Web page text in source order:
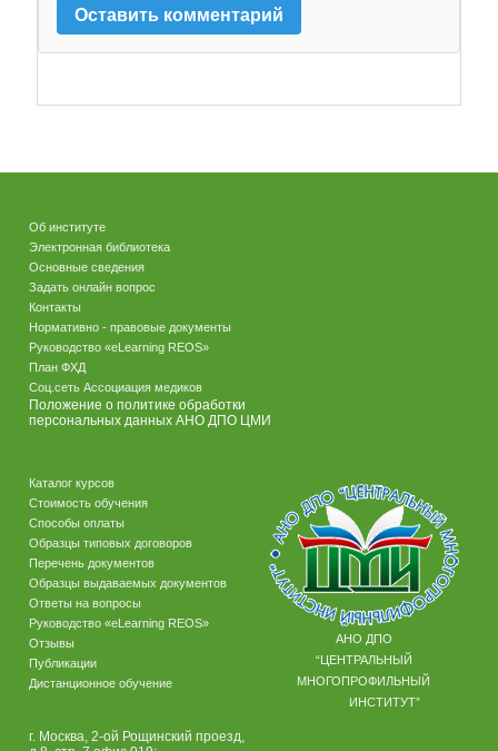
Об институте
Электронная библиотека
Основные сведения
Задать онлайн вопрос
Контакты
Нормативно - правовые документы
Руководство «eLearning REOS»
План ФХД
Соц.сеть Ассоциация медиков
Положение о политике обработки
персональных данных АНО ДПО ЦМИ
Каталог курсов
Стоимость обучения
Способы оплаты
Образцы типовых договоров
Перечень документов
Образцы выдаваемых документов
Ответы на вопросы
Руководство «eLearning REOS»
Отзывы
Публикации
Дистанционное обучение
г. Москва, 2-ой Рощинский проезд,
АНО ДПО
“ЦЕНТРАЛЬНЫЙ
МНОГОПРОФИЛЬНЫЙ
ИНСТИТУТ”